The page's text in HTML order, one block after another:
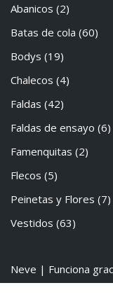
Abanicos (2)
Batas de cola (60)
Bodys (19)
Chalecos (4)
Faldas (42)
Faldas de ensayo (6)
Famenquitas (2)
Flecos (5)
Peinetas y Flores (7)
Vestidos (63)
Neve | Funciona